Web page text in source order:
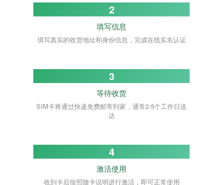
2
填写信息
填写真实的收货地址和身份信息，完成在线实名认证
3
等待收货
SIM卡将通过快递免费邮寄到家，通常2-5个工作日送
达
4
激活使用
收到卡后按照随卡说明进行激活，即可正常使用